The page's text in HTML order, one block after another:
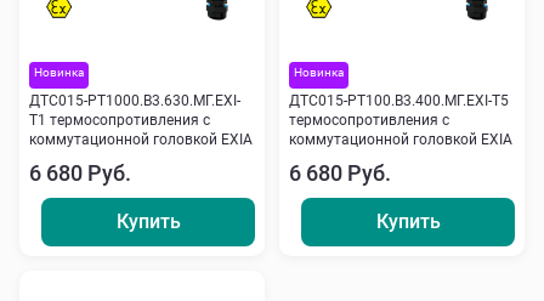
Новинка
ДТС015-РТ1000.В3.630.МГ.ЕХI-
Т1 термосопротивления с
коммутационной головкой EXIA
6 680 Руб.
Купить
Новинка
ДТС015-РТ100.В3.400.МГ.ЕХI-Т5
термосопротивления с
коммутационной головкой EXIA
6 680 Руб.
Купить